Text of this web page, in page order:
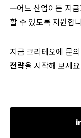
—어느 산업이든 지금
할 수 있도록 지원합
지금 크리테오에 문
전략을 시작해 보세